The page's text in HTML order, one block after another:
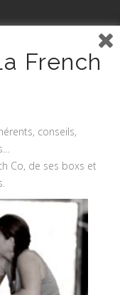
French
conseils,
Co, de ses boxs et